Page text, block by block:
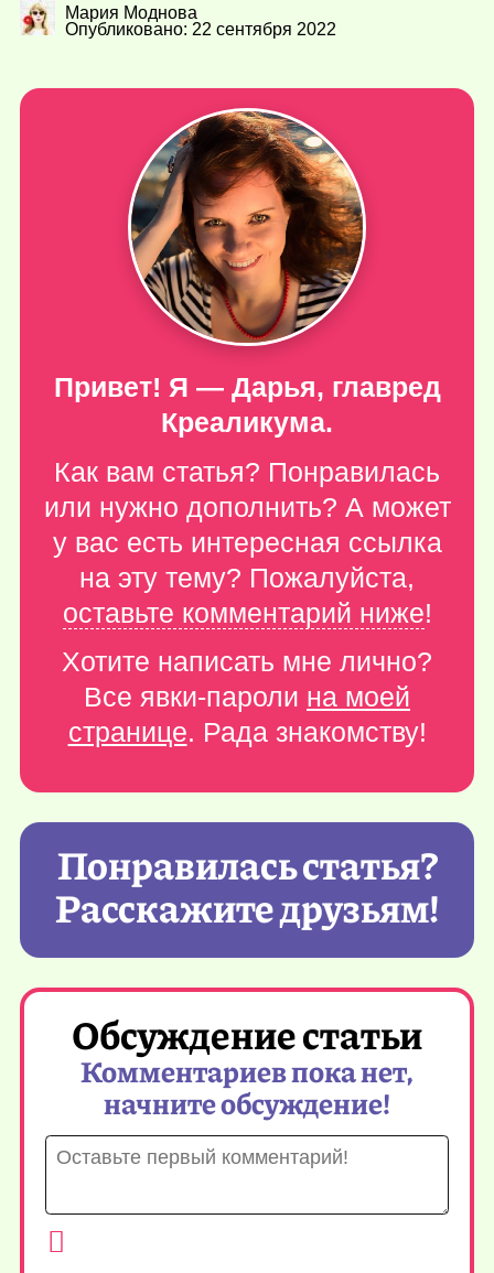
Мария Моднова
Опубликовано: 22 сентября 2022
Привет! Я — Дарья, главред
Креаликума.
Как вам статья? Понравилась
или нужно дополнить? А может
у вас есть интересная ссылка
на эту тему? Пожалуйста,
оставьте комментарий ниже!
Хотите написать мне лично?
Все явки-пароли на моей
странице. Рада знакомству!
Понравилась статья?
Расскажите друзьям!
Обсуждение статьи
Комментариев пока нет,
начните обсуждение!